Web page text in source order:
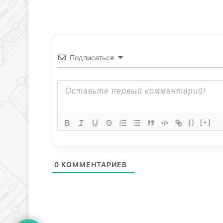
Подписаться
{} [+]
0 КОММЕНТАРИЕВ